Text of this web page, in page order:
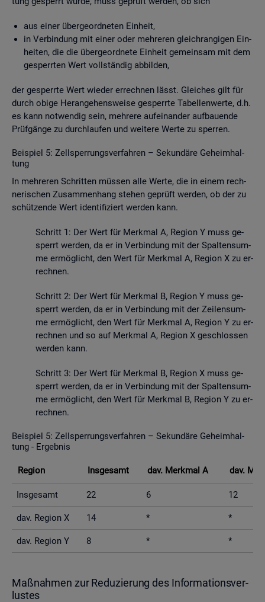
aus einer über­ge­ord­ne­ten Ein­heit,
in Ver­bin­dung mit einer oder meh­re­ren gleich­ran­gi­gen Ein­
hei­ten, die die über­ge­ord­ne­te Ein­heit ge­mein­sam mit dem
ge­sperr­ten Wert voll­stän­dig ab­bil­den,
der ge­sperr­te Wert wie­der er­rech­nen lässt. Glei­ches gilt für
durch obige Her­an­ge­hens­wei­se ge­sperr­te Ta­bel­len­wer­te, d.h.
es kann not­wen­dig sein, meh­re­re auf­ein­an­der auf­bau­en­de
Prüf­gän­ge zu durch­lau­fen und wei­te­re Werte zu sper­ren.
Bei­spiel 5: Zell­sper­rungs­ver­fah­ren – Se­kun­dä­re Ge­heim­hal­
tung
In meh­re­ren Schrit­ten müs­sen alle Werte, die in einem rech­
ne­ri­schen Zu­sam­men­hang ste­hen ge­prüft wer­den, ob der zu
schüt­zen­de Wert iden­ti­fi­ziert wer­den kann.
Schritt 1: Der Wert für Merk­mal A, Re­gi­on Y muss ge­
sperrt wer­den, da er in Ver­bin­dung mit der Spal­ten­sum­
me er­mög­licht, den Wert für Merk­mal A, Re­gi­on X zu er­
rech­nen.
Schritt 2: Der Wert für Merk­mal B, Re­gi­on Y muss ge­
sperrt wer­den, da er in Ver­bin­dung mit der Zei­len­sum­
me er­mög­licht, den Wert für Merk­mal A, Re­gi­on Y zu er­
rech­nen und so auf Merk­mal A, Re­gi­on X ge­schlos­sen
wer­den kann.
Schritt 3: Der Wert für Merk­mal B, Re­gi­on X muss ge­
sperrt wer­den, da er in Ver­bin­dung mit der Spal­ten­sum­
me er­mög­licht, den Wert für Merk­mal B, Re­gi­on Y zu er­
rech­nen.
Bei­spiel 5: Zell­sper­rungs­ver­fah­ren – Se­kun­dä­re Ge­heim­hal­
tung - Er­geb­nis
Re­gi­on Ins­ge­samt dav. Merk­mal A dav.
Ins­ge­samt 22 6 12
dav. Re­gi­on X 14 * *
dav. Re­gi­on Y 8 * *
Maß­nah­men zur Re­du­zie­rung des In­for­ma­ti­ons­ver­
lus­tes